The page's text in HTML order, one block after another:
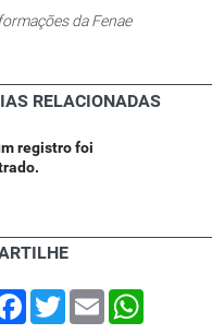
da Fenae
RELACIONADAS
registro foi
Facebook
TwitterEmail